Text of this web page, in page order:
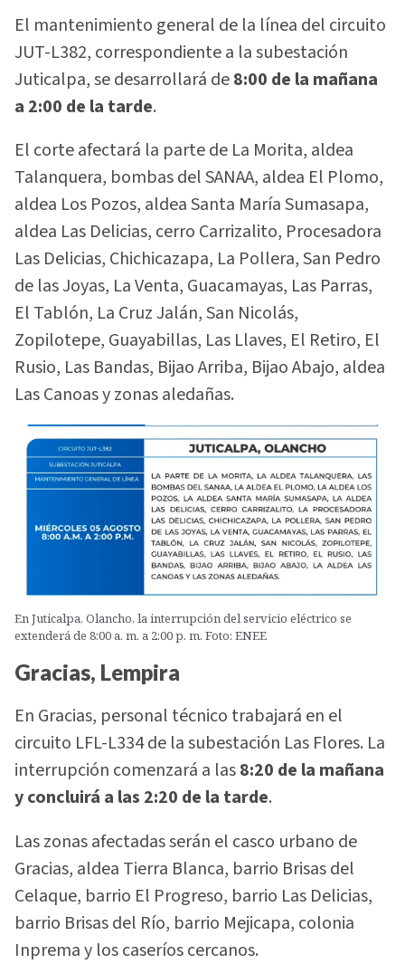
El mantenimiento general de la línea del circuito
JUT-L382, correspondiente a la subestación
Juticalpa, se desarrollará de8:00 de la mañana
a 2:00 de la tarde.
El corte afectará la parte de La Morita, aldea
Talanquera, bombas del SANAA, aldea El Plomo,
aldea Los Pozos, aldea Santa María Sumasapa,
aldea Las Delicias, cerro Carrizalito, Procesadora
Las Delicias, Chichicazapa, La Pollera, San Pedro
de las Joyas, La Venta, Guacamayas, Las Parras,
El Tablón, La Cruz Jalán, San Nicolás,
Zopilotepe, Guayabillas, Las Llaves, El Retiro, El
Rusio, Las Bandas, Bijao Arriba, Bijao Abajo, aldea
Las Canoas y zonas aledañas.
En Juticalpa, Olancho, la interrupción del servicio eléctrico se
extenderá de 8:00 a. m. a 2:00 p. m. Foto: ENEE
Gracias, Lempira
En Gracias, personal técnico trabajará en el
circuito LFL-L334 de la subestación Las Flores. La
interrupción comenzará a las8:20 de la mañana
y concluirá a las 2:20 de la tarde.
Las zonas afectadas serán el casco urbano de
Gracias, aldea Tierra Blanca, barrio Brisas del
Celaque, barrio El Progreso, barrio Las Delicias,
barrio Brisas del Río, barrio Mejicapa, colonia
Inprema y los caseríos cercanos.